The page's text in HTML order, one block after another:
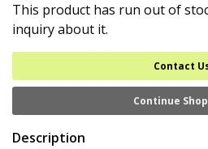
This product has run out of
inquiry about it.
Contact
Continue
Description